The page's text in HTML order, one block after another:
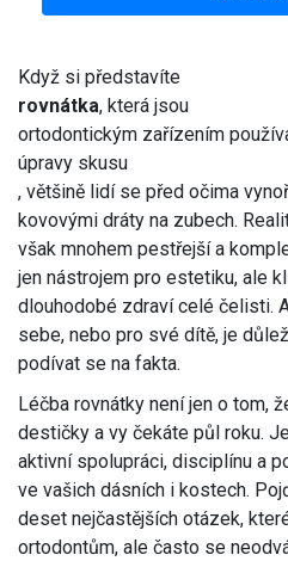
Když si představíte
rovnátka, která jsou
ortodontickým zařízením
úpravy skusu
, většině lidí se před očima
kovovými dráty na zubech.
však mnohem pestřejší a
jen nástrojem pro estetiku, ale
dlouhodobé zdraví celé čelisti.
sebe, nebo pro své dítě, je
podívat se na fakta.
Léčba rovnátky není jen o tom,
destičky a vy čekáte půl roku.
aktivní spolupráci, disciplínu a
ve vašich dásních i kostech.
deset nejčastějších otázek,
ortodontům, ale často se